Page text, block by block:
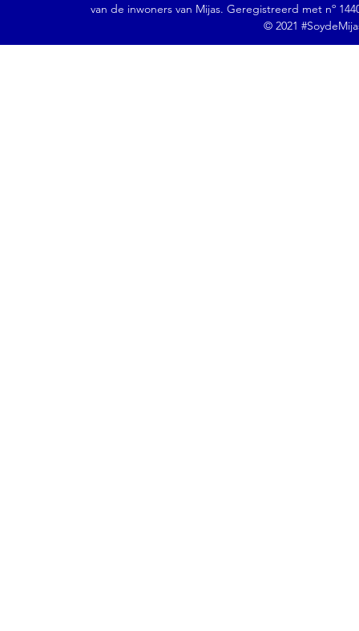
van de inwoners van Mijas. Geregistreerd met nº
© 2021